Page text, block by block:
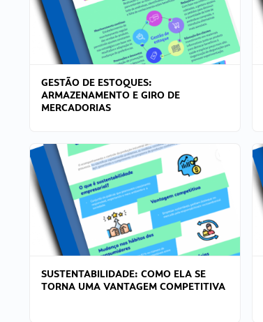
GESTÃO DE ESTOQUES:
ARMAZENAMENTO E GIRO DE
MERCADORIAS
SUSTENTABILIDADE: COMO ELA SE
TORNA UMA VANTAGEM COMPETITIVA